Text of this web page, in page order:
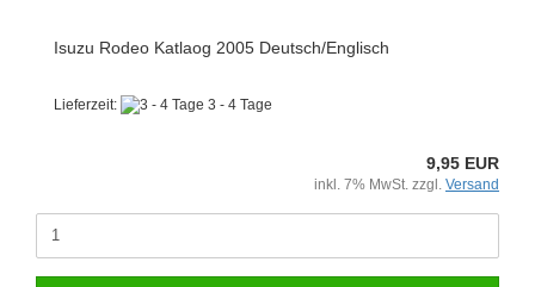
Isuzu Rodeo Katlaog 2005 Deutsch/Englisch
Lieferzeit: 3 - 4 Tage
9,95 EUR
inkl. 7% MwSt. zzgl. Versand